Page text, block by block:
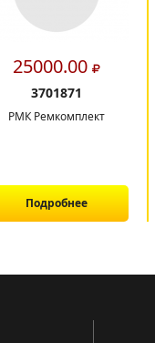
25000.00
3701871
РМК Ремкомплект
Подробнее